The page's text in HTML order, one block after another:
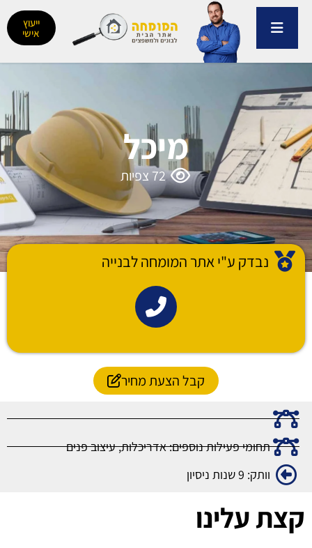
דילוג
ייעוץ
אישי
מיכל
72צפיות
נבדק ע"י אתר המומחה לבנייה
קבל הצעת מחיר
תחומי פעילות נוספים: אדריכלות, עיצוב פנים
וותק: 9 שנות ניסיון
קצת עלינו